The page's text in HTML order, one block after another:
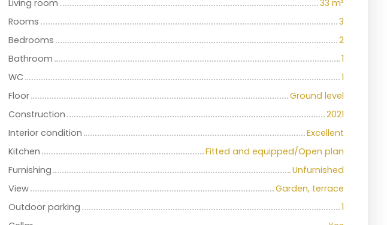
Living room
33 m²
Rooms
3
Bedrooms
2
Bathroom
1
WC
1
Floor
Ground level
Construction
2021
Interior condition
Excellent
Kitchen
Fitted and equipped/Open plan
Furnishing
Unfurnished
View
Garden, terrace
Outdoor parking
1